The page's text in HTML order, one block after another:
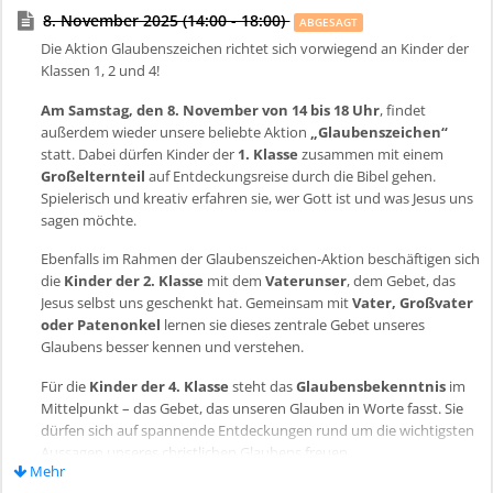
8. November 2025 (14:00 - 18:00) ABGESAGT
Die Aktion Glaubenszeichen richtet sich vorwiegend an Kinder der
Klassen 1, 2 und 4!
Am Samstag, den 8. November von 14 bis 18 Uhr, findet
außerdem wieder unsere beliebte Aktion
„Glaubenszeichen“
statt. Dabei dürfen Kinder der 1. Klasse zusammen mit einem
Großelternteil auf Entdeckungsreise durch die Bibel gehen.
Spielerisch und kreativ erfahren sie, wer Gott ist und was Jesus uns
sagen möchte.
Ebenfalls im Rahmen der Glaubenszeichen-Aktion beschäftigen sich
die Kinder der 2. Klasse mit dem Vaterunser, dem Gebet, das
Jesus selbst uns geschenkt hat. Gemeinsam mitVater, Großvater
oder Patenonkel lernen sie dieses zentrale Gebet unseres
Glaubens besser kennen und verstehen.
Für die Kinder der 4. Klasse steht dasGlaubensbekenntnis im
Mittelpunkt – das Gebet, das unseren Glauben in Worte fasst. Sie
dürfen sich auf spannende Entdeckungen rund um die wichtigsten
Aussagen unseres christlichen Glaubens freuen.
Mehr